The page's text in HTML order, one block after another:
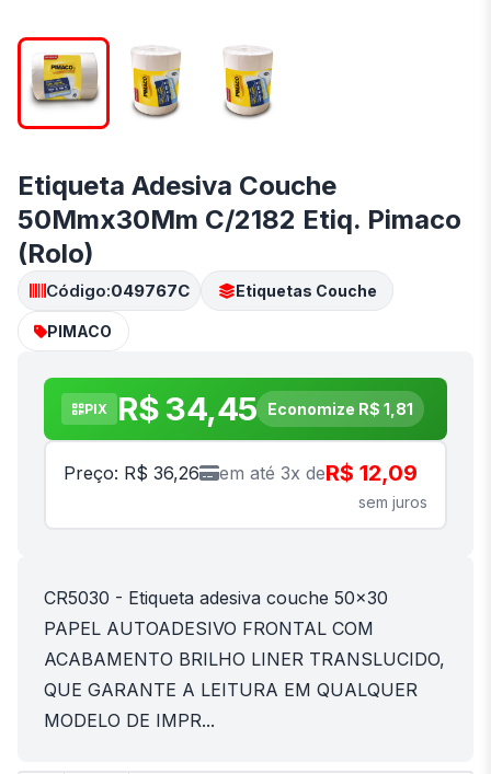
Etiqueta Adesiva Couche
50Mmx30Mm C/2182 Etiq. Pimaco
(Rolo)
Código:049767C Etiquetas Couche
PIMACO
PIX R$ 34,45 Economize R$ 1,81
Preço: R$ 36,26 em até 3x deR$ 12,09
sem juros
CR5030 - Etiqueta adesiva couche 50x30
PAPEL AUTOADESIVO FRONTAL COM
ACABAMENTO BRILHO LINER TRANSLUCIDO,
QUE GARANTE A LEITURA EM QUALQUER
MODELO DE IMPR...